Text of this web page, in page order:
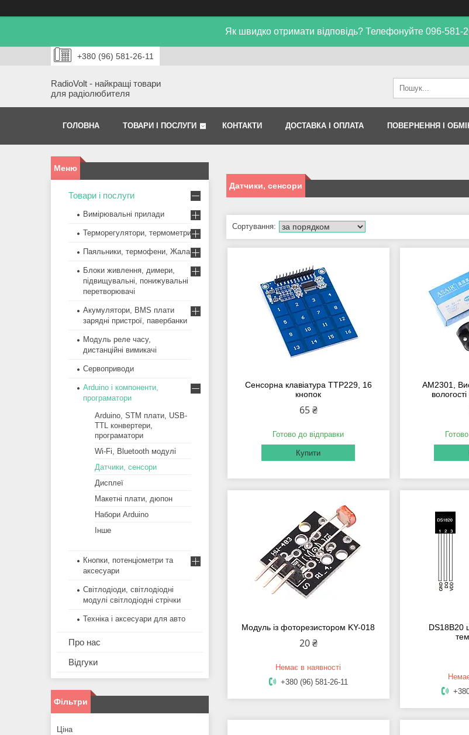
Як швидко отримати відповідь? Телефонуйте 096-581-
+380 (96) 581-26-11
RadioVolt - найкращі товари
для радіолюбителя
ГОЛОВНА ТОВАРИ І ПОСЛУГИ КОНТАКТИ ДОСТАВКА І ОПЛАТА ПОВЕРНЕННЯ І
Датчики, сенсори
Сенсорна клавіатура TTP229, 16
кнопок
65 ₴
Готово до відправки
Купити
AM2301,
Модуль із фоторезистором KY-018
20 ₴
Немає в наявності
+380 (96) 581-26-11
DS18B20
Товари і послуги
Вимірювальні прилади
Терморегулятори, термометри
Паяльники, термофени, Жала
Блоки живлення, димери,
підвищувальні, понижувальні
перетворювачі
Акумулятори, BMS плати
зарядні пристрої, павербанки
Модуль реле часу,
дистанційні вимикачі
Сервоприводи
Arduino і компоненти,
програматори
Arduino, STM плати, USB-
TTL конвертери,
програматори
Wi-Fi, Bluetooth модулі
Датчики, сенсори
Дисплеї
Макетні плати, дюпон
Набори Arduino
Інше
Кнопки, потенціометри та
аксесуари
Світлодіоди, світлодіодні
модулі світлодіодні стрічки
Техніка і аксесуари для авто
Про нас
Відгуки
Фільтри
Ціна